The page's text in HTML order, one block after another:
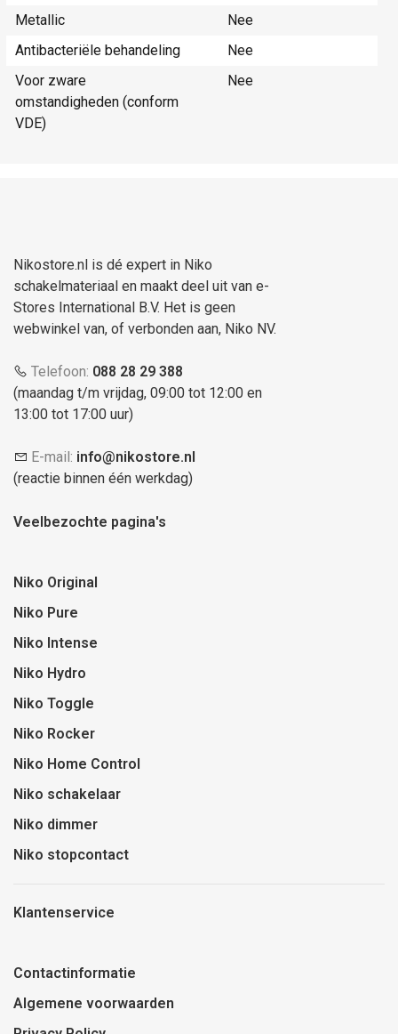
Metallic
Nee
Antibacteriële behandeling
Nee
Voor zware
omstandigheden (conform
VDE)
Nee
Nikostore.nl is dé expert in Niko
schakelmateriaal en maakt deel uit van e-
Stores International B.V. Het is geen
webwinkel van, of verbonden aan, Niko NV.
Telefoon: 088 28 29 388
(maandag t/m vrijdag, 09:00 tot 12:00 en
13:00 tot 17:00 uur)
E-mail: info@nikostore.nl
(reactie binnen één werkdag)
Veelbezochte pagina's
Niko Original
Niko Pure
Niko Intense
Niko Hydro
Niko Toggle
Niko Rocker
Niko Home Control
Niko schakelaar
Niko dimmer
Niko stopcontact
Klantenservice
Contactinformatie
Algemene voorwaarden